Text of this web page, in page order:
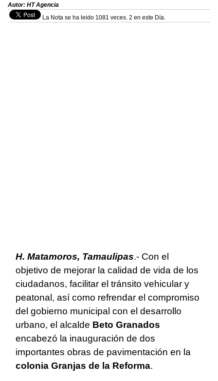
Autor: HT Agencia
La Nota se ha leido 1081 veces. 2 en este Día.
H. Matamoros, Tamaulipas.- Con el
objetivo de mejorar la calidad de vida de los
ciudadanos, facilitar el tránsito vehicular y
peatonal, así como refrendar el compromiso
del gobierno municipal con el desarrollo
urbano, el alcalde Beto Granados
encabezó la inauguración de dos
importantes obras de pavimentación en la
colonia Granjas de la Reforma.